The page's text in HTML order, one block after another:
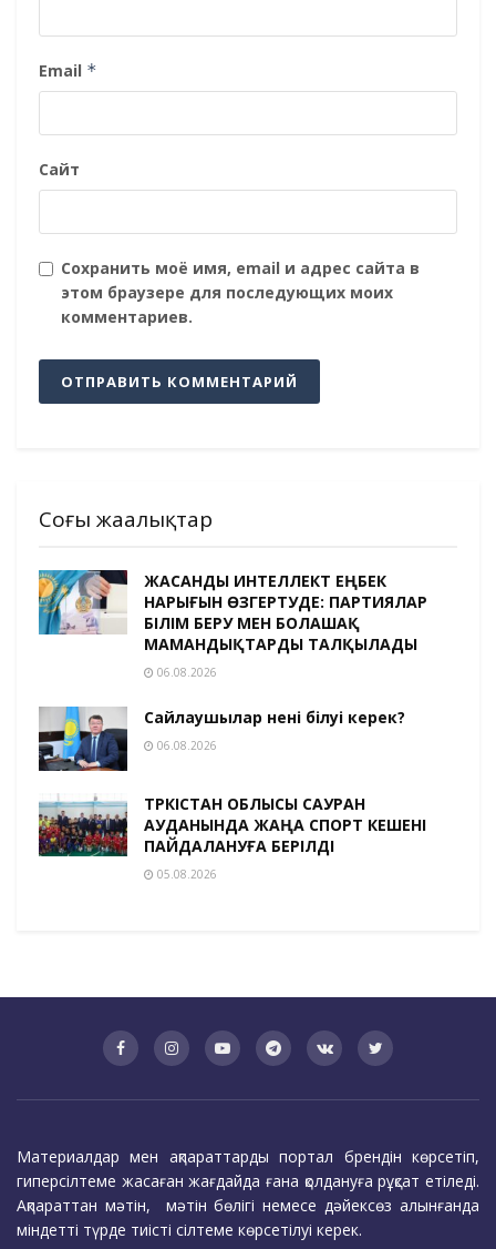
Email *
Сайт
Сохранить моё имя, email и адрес сайта в
этом браузере для последующих моих
комментариев.
Соңғы жаңалықтар
ЖАСАНДЫ ИНТЕЛЛЕКТ ЕҢБЕК
НАРЫҒЫН ӨЗГЕРТУДЕ: ПАРТИЯЛАР
БІЛІМ БЕРУ МЕН БОЛАШАҚ
МАМАНДЫҚТАРДЫ ТАЛҚЫЛАДЫ
06.08.2026
Сайлаушылар нені білуі керек?
06.08.2026
ТҮРКІСТАН ОБЛЫСЫ САУРАН
АУДАНЫНДА ЖАҢА СПОРТ КЕШЕНІ
ПАЙДАЛАНУҒА БЕРІЛДІ
05.08.2026
Материалдар мен ақпараттарды портал брендін көрсетіп,
гиперсілтеме жасаған жағдайда ғана қолдануға рұқсат етіледі.
Ақпараттан мәтін, мәтін бөлігі немесе дәйексөз алынғанда
міндетті түрде тиісті сілтеме көрсетілуі керек.